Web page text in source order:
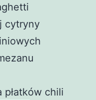
cytryny
chili